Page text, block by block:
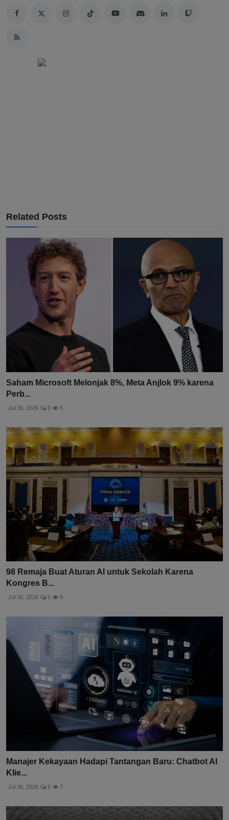
Related Posts
Saham Microsoft Melonjak 8%, Meta Anjlok 9% karena
Perb...
Jul 30, 2026 0 5
98 Remaja Buat Aturan AI untuk Sekolah Karena
Kongres B...
Jul 30, 2026 0 9
Manajer Kekayaan Hadapi Tantangan Baru: Chatbot AI
Klie...
Jul 30, 2026 0 7